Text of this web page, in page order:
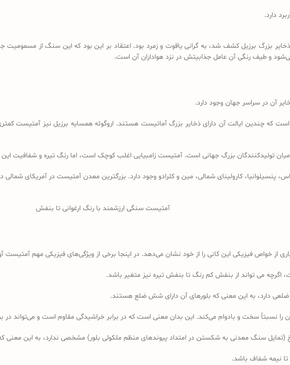
دارد.
بزرگ برزیل کشف شد، به گرانی یاقوت و زمرد بود. اعتقاد بر این بود که این سنگ از مسمومیت
و طیف رنگی آن عامل جذابیتش در نزد هواداران آن است.
آن در سراسر جهان وجود دارد.
که چندین ایالت آن دارای ذخایر بزرگ آماتیست هستند. اروگوئه همسایه برزیل نیز آمتیست
میان تولیدکنندگان بزرگ جهانی است. آمتیست زامبیایی اغلب کوچک است، اما رنگ تیره و شفافیت
پنسیلوانیا، کارولینای شمالی، مین و کلرادو وجود دارد. بزرگترین معدن آمتیست در آمریکای شمالی
آمتیست سنگی ارزشمند با رنگ ارغوانی تا بنفش
از خواص فیزیکی این کانی را از خود نشان می‌دهد. در اینجا برخی از ویژگی‌های فیزیکی مهم آمتیست
اگرچه می تواند از بنفش کم رنگ تا بنفش تیره نیز متغیر باشد.
دارد، به این معنی که بلورهای آن دارای شش ضلع هستند.
سنگ معدنی به شکستن در امتداد پیوندهای منظم ملکولی بلور) مشخصی ندارد، به این
نیمه شفاف باشد.